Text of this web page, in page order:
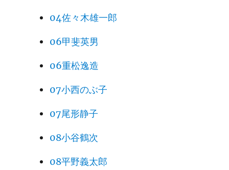
04佐々木雄一郎
06甲斐英男
06重松逸造
07小西のぶ子
07尾形静子
08小谷鶴次
08平野義太郎